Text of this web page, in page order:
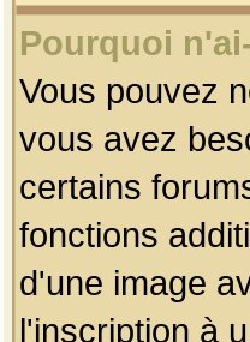
Pourquoi
Vous pouvez
vous avez
certains
fonctions
d'une image
l'inscription à